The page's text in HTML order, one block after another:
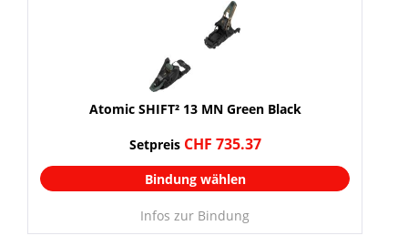
Atomic SHIFT² 13 MN Green Black
Setpreis CHF 735.37
Bindung wählen
Infos zur Bindung